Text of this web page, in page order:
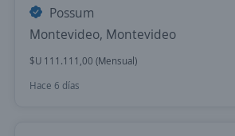
Possum
Montevideo, Montevideo
$U 111.111,00 (Mensual)
Hace 6 días